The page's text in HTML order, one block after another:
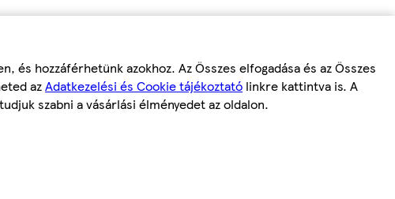
és hozzáférhetünk azokhoz. Az Összes elfogadása és az Összes
azAdatkezelési és Cookie tájékoztató linkre kattintva is. A
szabni a vásárlási élményedet az oldalon.